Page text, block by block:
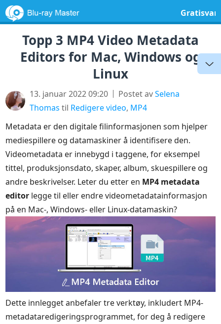
Topp 3 MP4 Video Metadata
Editors for Mac, Windows og
Linux
13. januar 2022 09:20 Postet avSelena
Thomas til Redigere video, MP4
Metadata er den digitale filinformasjonen som hjelper
mediespillere og datamaskiner å identifisere den.
Videometadata er innebygd i taggene, for eksempel
tittel, produksjonsdato, skaper, album, skuespillere og
andre beskrivelser. Leter du etter en MP4 metadata
editor legge til eller endre videometadatainformasjon
på en Mac-, Windows- eller Linux-datamaskin?
Dette innlegget anbefaler tre verktøy, inkludert MP4-
metadataredigeringsprogrammet, for deg å redigere